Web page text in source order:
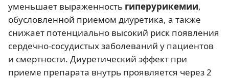
уменьшает выраженность гиперурикемии,
обусловленной приемом диуретика, а также
снижает потенциально высокий риск появления
сердечно-сосудистых заболеваний у пациентов
и смертности. Диуретический эффект при
приеме препарата внутрь проявляется через 2